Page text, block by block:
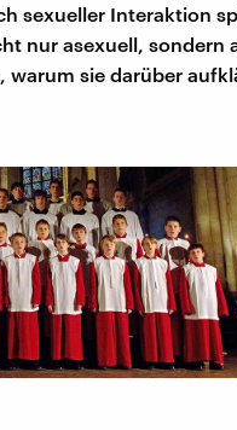
sexueller Interaktion
nur asexuell, sondern
warum sie darüber